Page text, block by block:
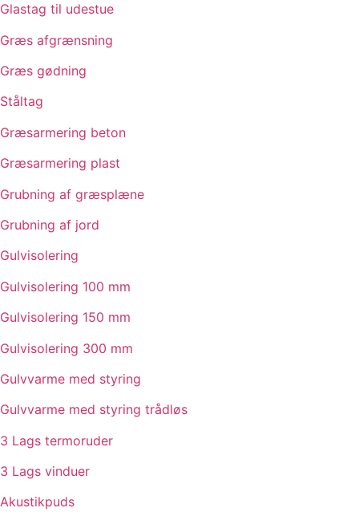
Glastag til udestue
Græs afgrænsning
Græs gødning
Ståltag
Græsarmering beton
Græsarmering plast
Grubning af græsplæne
Grubning af jord
Gulvisolering
Gulvisolering 100 mm
Gulvisolering 150 mm
Gulvisolering 300 mm
Gulvvarme med styring
Gulvvarme med styring trådløs
3 Lags termoruder
3 Lags vinduer
Akustikpuds